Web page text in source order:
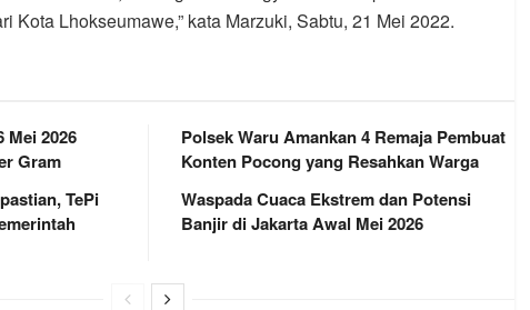
Kota Lhokseumawe,” kata Marzuki, Sabtu, 21 Mei 2022.
Mei 2026
Gram
TePi
Polsek Waru Amankan 4 Remaja Pembuat
Konten Pocong yang Resahkan Warga
Waspada Cuaca Ekstrem dan Potensi
Banjir di Jakarta Awal Mei 2026